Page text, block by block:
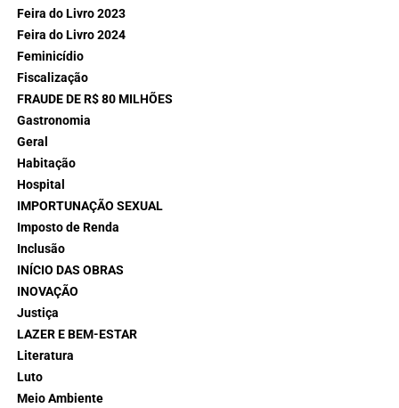
Feira do Livro 2023
Feira do Livro 2024
Feminicídio
Fiscalização
FRAUDE DE R$ 80 MILHÕES
Gastronomia
Geral
Habitação
Hospital
IMPORTUNAÇÃO SEXUAL
Imposto de Renda
Inclusão
INÍCIO DAS OBRAS
INOVAÇÃO
Justiça
LAZER E BEM-ESTAR
Literatura
Luto
Meio Ambiente